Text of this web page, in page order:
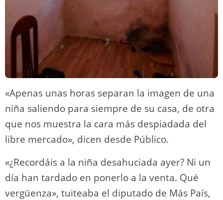
«Apenas unas horas separan la imagen de una
niña saliendo para siempre de su casa, de otra
que nos muestra la cara más despiadada del
libre mercado», dicen desde Público.
«¿Recordáis a la niña desahuciada ayer? Ni un
día han tardado en ponerlo a la venta. Qué
vergüenza», tuiteaba el diputado de Más País,